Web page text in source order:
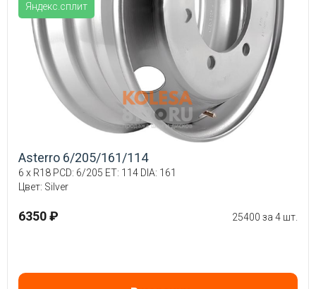
Яндекс.сплит
Asterro 6/205/161/114
6 x R18 PCD: 6/205 ET: 114 DIA: 161
Цвет: Silver
6350 ₽ 25400 за 4 шт.